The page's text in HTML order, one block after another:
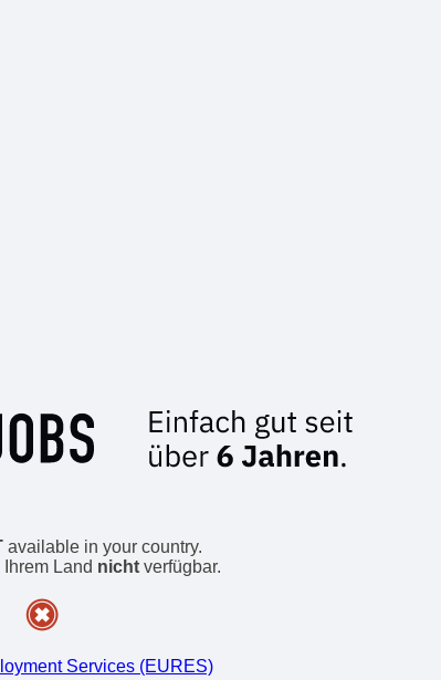
available in your country.
Land nichtverfügbar.
Services (EURES)